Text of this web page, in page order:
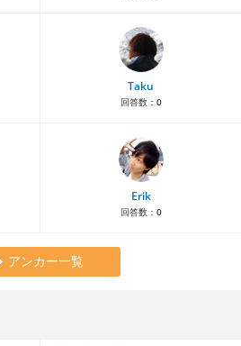
Taku
回答数： 0
Erik
回答数： 0
アンカー一覧